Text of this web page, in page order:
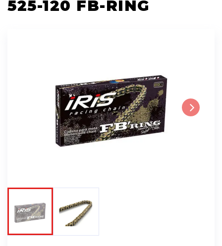
525-120 FB-RING